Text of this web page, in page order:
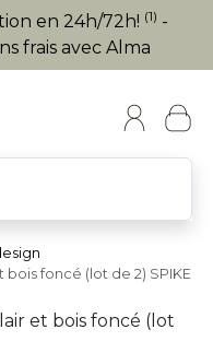
en 24h/72h! (1) -
frais avec Alma
bois foncé (lot de 2) SPIKE
et bois foncé (lot